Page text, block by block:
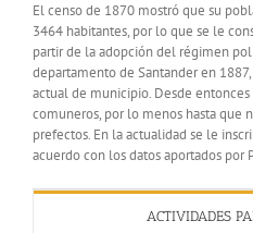
El censo de 1870 mostró que su
3464 habitantes, por lo que se le
partir de la adopción del régimen
departamento de Santander en
actual de municipio. Desde
comuneros, por lo menos hasta que
prefectos. En la actualidad se le
acuerdo con los datos aportados por
ACTIVIDADES